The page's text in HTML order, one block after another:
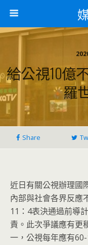
給公視10億
羅
Share
近日有關公視辦理國
內部與社會各界反應
11：4表決通過前導
責。此次爭議應有更
一，公視每年應有